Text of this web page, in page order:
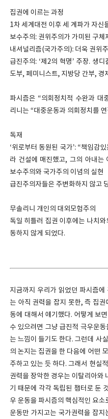
집권에 이르는 과정
1차 세계대전 이후 세 계파가 자신
보수주의: 권위주의가 가미된 구체
내셔널리즘(국가주의): 더욱 권위
급진주의: ‘제2의 혁명’ 주장. 생
도부, 페미니스트, 지방당 간부, 경
파시즘은 “의회정치적 수완과 대
리니는 “대중운동과 의회정치를
독재
‘위로부터 동원된 국가’: “책임감
라 건설에 매진했고, 그의 아내
보수주의와 국가주의 이념의 실현
급진주의자들은 주변화하지 않고
무솔리니 개인의 대외모험주의
독일 히틀러 집권 이후에는 나치
동하지 않게 되었다.
지금까지 우리가 읽었던 파시즘에
는 아직 권력을 잡지 못한, 즉 집
동에 대해서 얘기했다. 어떻게 보
수 있으려면 그냥 급진적 극우운
는 느낌이 들기도 한다. 그런데 사
의 논지는 집권을 한 다음에 어떤
주하고 있는 듯 하다. 그래서 현실
권력을 장악한 경우는 이탈리아와
기 때문에 각각 독립된 챕터로 둔
우 운동을 파시즘의 핵심적인 요
운동만 가지고는 국가권력을 잡지